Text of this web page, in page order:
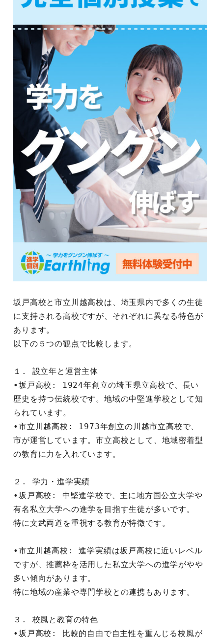
坂戸高校と市立川越高校は、埼玉県内で多くの生徒
に支持される高校ですが、それぞれに異なる特色が
あります。
以下の５つの観点で比較します。
１. 設立年と運営主体
•坂戸高校: 1924年創立の埼玉県立高校で、長い
歴史を持つ伝統校です。地域の中堅進学校として知
られています。
•市立川越高校: 1973年創立の川越市立高校で、
市が運営しています。市立高校として、地域密着型
の教育に力を入れています。
２. 学力・進学実績
•坂戸高校: 中堅進学校で、主に地方国公立大学や
有名私立大学への進学を目指す生徒が多いです。
特に文武両道を重視する教育が特徴です。
•市立川越高校: 進学実績は坂戸高校に近いレベル
ですが、推薦枠を活用した私立大学への進学がやや
多い傾向があります。
特に地域の産業や専門学校との連携もあります。
３. 校風と教育の特色
•坂戸高校: 比較的自由で自主性を重んじる校風が